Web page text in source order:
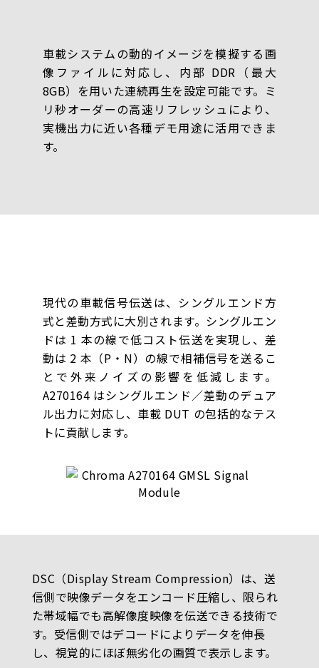
車載システムの動的イメージを模擬する画
像ファイルに対応し、内部 DDR（最大
8GB）を用いた連続再生を設定可能です。ミ
リ秒オーダーの高速リフレッシュにより、
実機出力に近い各種デモ用途に活用できま
す。
現代の車載信号伝送は、シングルエンド方
式と差動方式に大別されます。シングルエン
ドは 1 本の線で低コスト伝送を実現し、差
動は 2 本（P・N）の線で相補信号を送るこ
とで外来ノイズの影響を低減します。
A270164 はシングルエンド／差動のデュア
ル出力に対応し、車載 DUT の包括的なテス
トに貢献します。
DSC（Display Stream Compression）は、送
信側で映像データをエンコード圧縮し、限られ
た帯域幅でも高解像度映像を伝送できる技術で
す。受信側ではデコードによりデータを伸長
し、視覚的にほぼ無劣化の画質で表示します。